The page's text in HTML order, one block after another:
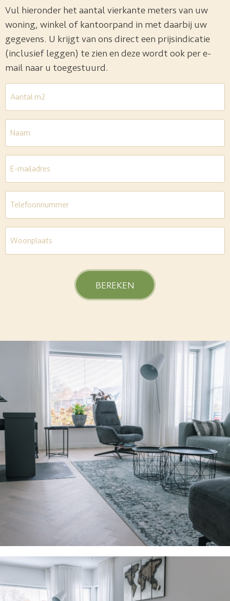
Vul hieronder het aantal vierkante meters van uw
woning, winkel of kantoorpand in met daarbij uw
gegevens. U krijgt van ons direct een prijsindicatie
(inclusief leggen) te zien en deze wordt ook per e-
mail naar u toegestuurd.
m2 *
mailadres *